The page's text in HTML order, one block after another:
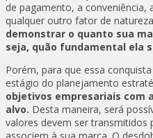
de pagamento, a conveniência,
qualquer outro fator de
demonstrar o quanto sua
seja, quão fundamental ela
Porém, para que essa
estágio do planejamento
objetivos empresariais com
alvo. Desta maneira, será
valores devem ser transmitidos
associem à sua marca. O